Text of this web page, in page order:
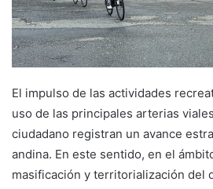
El impulso de las actividades
uso de las principales arterias
ciudadano registran un avance
andina. En este sentido, en el
masificación y territorialización del